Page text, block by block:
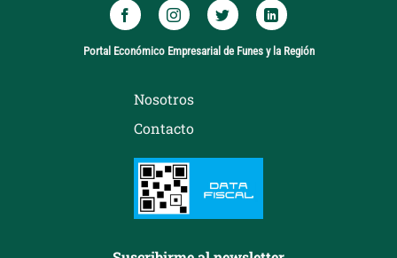
Portal Económico Empresarial de Funes y la Región
Nosotros
Contacto